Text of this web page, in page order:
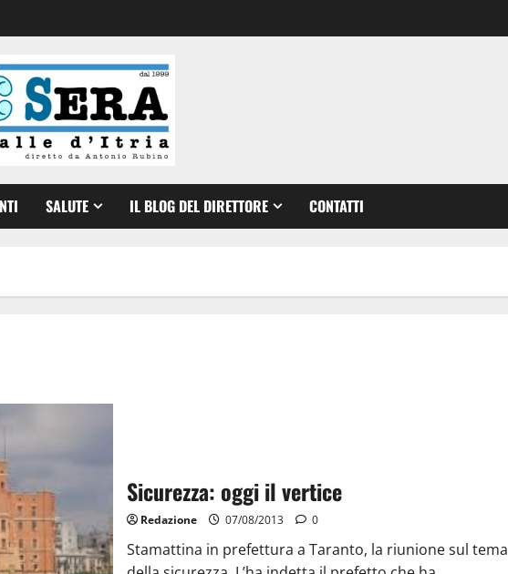
SALUTE IL BLOG DEL DIRETTORE CONTATTI
Sicurezza: oggi il vertice
Redazione 07/08/2013 0
Stamattina in prefettura a Taranto, la riunione sul tema